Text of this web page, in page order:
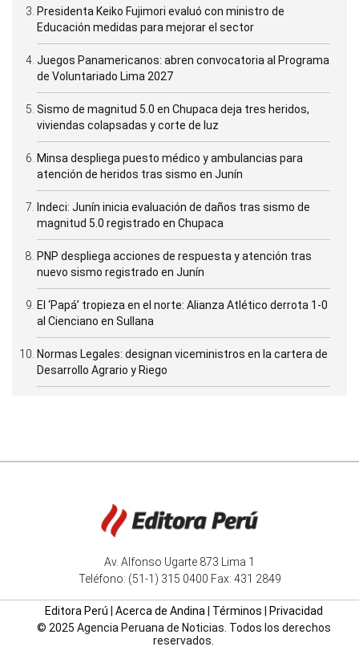
Presidenta Keiko Fujimori evaluó con ministro de
Educación medidas para mejorar el sector
Juegos Panamericanos: abren convocatoria al Programa
de Voluntariado Lima 2027
Sismo de magnitud 5.0 en Chupaca deja tres heridos,
viviendas colapsadas y corte de luz
Minsa despliega puesto médico y ambulancias para
atención de heridos tras sismo en Junín
Indeci: Junín inicia evaluación de daños tras sismo de
magnitud 5.0 registrado en Chupaca
PNP despliega acciones de respuesta y atención tras
nuevo sismo registrado en Junín
El ‘Papá’ tropieza en el norte: Alianza Atlético derrota 1-0
al Cienciano en Sullana
Normas Legales: designan viceministros en la cartera de
Desarrollo Agrario y Riego
Av. Alfonso Ugarte 873 Lima 1
Teléfono: (51-1) 315 0400 Fax: 431 2849
Editora Perú Acerca de Andina Términos
Privacidad
© 2025 Agencia Peruana de Noticias. Todos los derechos
reservados.